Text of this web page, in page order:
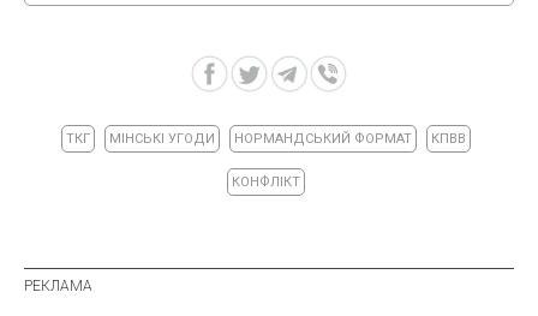
ТКГ МІНСЬКІ УГОДИ НОРМАНДСЬКИЙ ФОРМАТ КПВВ
КОНФЛІКТ